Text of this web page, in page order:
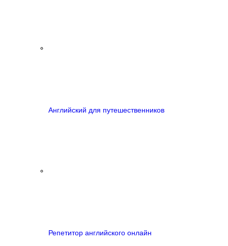
Английский для путешественников
Репетитор английского онлайн